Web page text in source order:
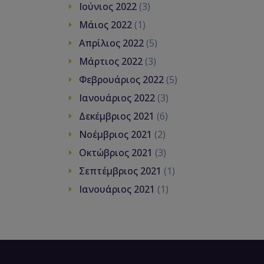
Ιούνιος 2022 (3)
Μάιος 2022 (1)
Απρίλιος 2022 (5)
Μάρτιος 2022 (3)
Φεβρουάριος 2022 (5)
Ιανουάριος 2022 (3)
Δεκέμβριος 2021 (6)
Νοέμβριος 2021 (2)
Οκτώβριος 2021 (3)
Σεπτέμβριος 2021 (1)
Ιανουάριος 2021 (1)